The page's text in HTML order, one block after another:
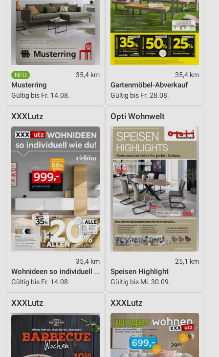
35,4 km
Musterring
Gültig bis Fr. 14.08.
35,4 km
Gartenmöbel-Abverkauf
Gültig bis Fr. 28.08.
XXXLutz
35,4 km
Wohnideen so individuell wie du!
Gültig bis Fr. 14.08.
Opti Wohnwelt
25,1 km
Speisen Highlight
Gültig bis Mi. 30.09.
XXXLutz XXXLutz